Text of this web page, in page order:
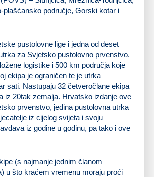
plašćansko područje, Gorski kotar i
pustolovne lige i jedna od deset
za Svjetsko pustolovno prvenstvo.
logistike i 500 km područja koje
ekipa je ograničen te je utrka
sati. Nastupaju 32 četveročlane ekipa
iz 20tak zemalja. Hrvatsko izdanje ove
prvenstvo, jedina pustolovna utrka
iz cijelog svijeta i svoju
iz godine u godinu, pa tako i ove
(s najmanje jednim članom
u što kraćem vremenu moraju proći